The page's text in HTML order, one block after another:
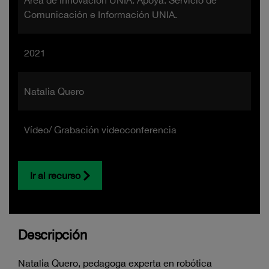
Comunicación e Información UNIA.
2021
Natalia Quero
Vídeo/ Grabación videoconferencia
Ir al recurso
Descripción
Natalia Quero, pedagoga experta en robótica